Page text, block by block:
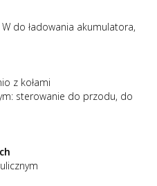
do ładowania akumulatora,
z kołami
sterowanie do przodu, do